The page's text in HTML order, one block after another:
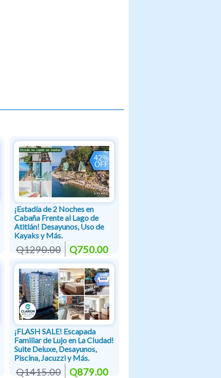
¡Estadía de 2 Noches en
Cabaña Frente al Lago de
Atitlán! Desayunos, Uso de
Kayaks y Más.
Q1290.00 Q750.00
¡FLASH SALE! Escapada
Familiar de Lujo en La CIudad!
Suite Deluxe, Desayunos,
Piscina, Jacuzzi y Más.
Q1415.00 Q879.00